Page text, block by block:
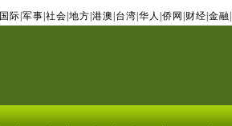
国际 军事 社会 地方 港澳 台湾 华人 侨网 财经 金融